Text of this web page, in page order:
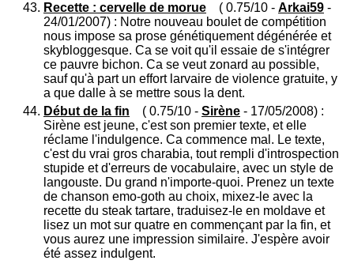
Recette : cervelle de morue ( 0.75/10 - Arkai59 -
24/01/2007) : Notre nouveau boulet de compétition
nous impose sa prose génétiquement dégénérée et
skybloggesque. Ca se voit qu'il essaie de s'intégrer
ce pauvre bichon. Ca se veut zonard au possible,
sauf qu'à part un effort larvaire de violence gratuite, y
a que dalle à se mettre sous la dent.
Début de la fin ( 0.75/10 - Sirène - 17/05/2008) :
Sirène est jeune, c'est son premier texte, et elle
réclame l'indulgence. Ca commence mal. Le texte,
c'est du vrai gros charabia, tout rempli d'introspection
stupide et d'erreurs de vocabulaire, avec un style de
langouste. Du grand n'importe-quoi. Prenez un texte
de chanson emo-goth au choix, mixez-le avec la
recette du steak tartare, traduisez-le en moldave et
lisez un mot sur quatre en commençant par la fin, et
vous aurez une impression similaire. J'espère avoir
été assez indulgent.